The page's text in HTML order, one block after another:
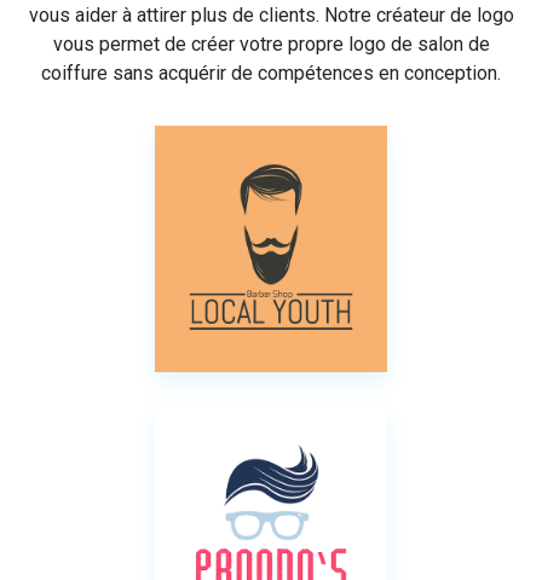
vous aider à attirer plus de clients. Notre créateur de logo
vous permet de créer votre propre logo de salon de
coiffure sans acquérir de compétences en conception.